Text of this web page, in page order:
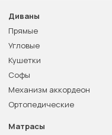
Диваны
Прямые
Угловые
Кушетки
Софы
Механизм аккордеон
Ортопедические
Матрасы